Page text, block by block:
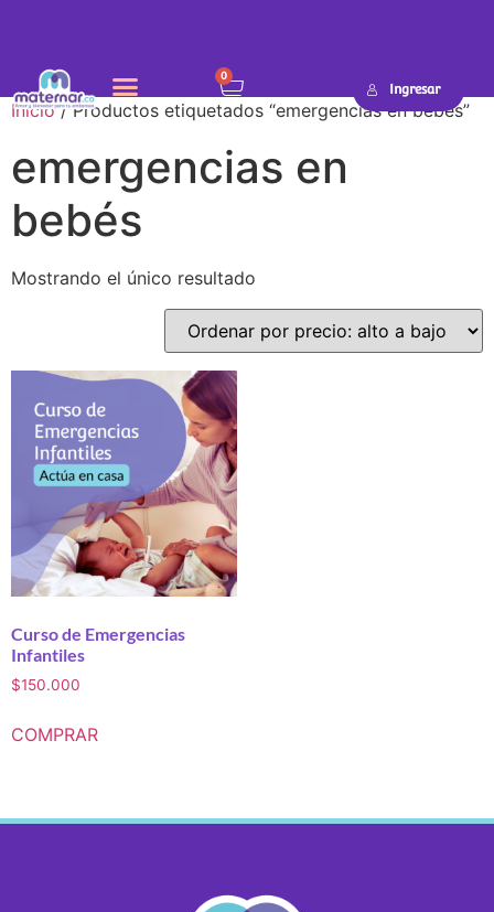
0
Ingresar
Inicio/ Productos etiquetados “emergencias en bebés”
emergencias en
bebés
Mostrando el único resultado
Curso de Emergencias
Infantiles
$150.000
COMPRAR